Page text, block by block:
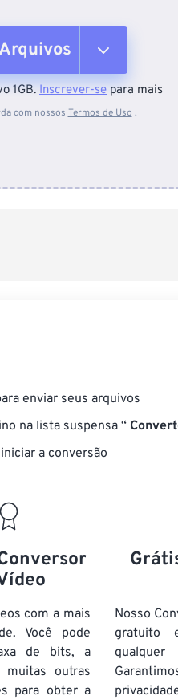
1GB. Inscrever-se para mais
com nossos Termos de Uso .
enviar seus arquivos
na lista suspensa “
a conversão
com a mais
Você pode
de bits, a
muitas outras
para obter a
Nosso
gratuito